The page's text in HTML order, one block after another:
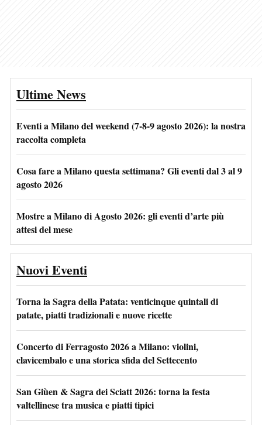
Ultime News
Eventi a Milano del weekend (7-8-9 agosto 2026): la nostra
raccolta completa
Cosa fare a Milano questa settimana? Gli eventi dal 3 al 9
agosto 2026
Mostre a Milano di Agosto 2026: gli eventi d’arte più
attesi del mese
Nuovi Eventi
Torna la Sagra della Patata: venticinque quintali di
patate, piatti tradizionali e nuove ricette
Concerto di Ferragosto 2026 a Milano: violini,
clavicembalo e una storica sfida del Settecento
San Giùen & Sagra dei Sciatt 2026: torna la festa
valtellinese tra musica e piatti tipici